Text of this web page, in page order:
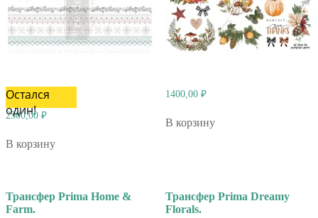
Остался
один!
2500,00 ₽
В корзину
1400,00 ₽
В корзину
Трансфер Prima Home &
Farm.
Трансфер Prima Dreamy
Florals.